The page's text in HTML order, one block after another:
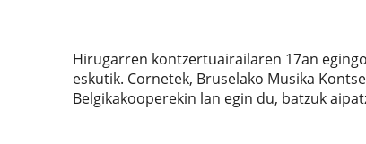
Hirugarren kontzertuairailaren 17an
eskutik. Cornetek, Bruselako Musika
Belgikakooperekin lan egin du, batzuk